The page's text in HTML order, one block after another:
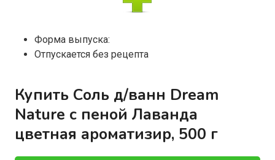
Форма выпуска:
Отпускается без рецепта
Купить Соль д/ванн Dream
Nature с пеной Лаванда
цветная ароматизир, 500 г